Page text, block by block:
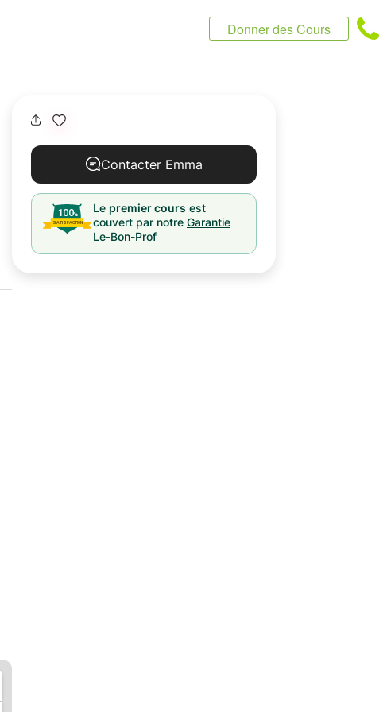
Donner des Cours
Contacter Emma
Le premier cours est
couvert par notre Garantie
Le-Bon-Prof